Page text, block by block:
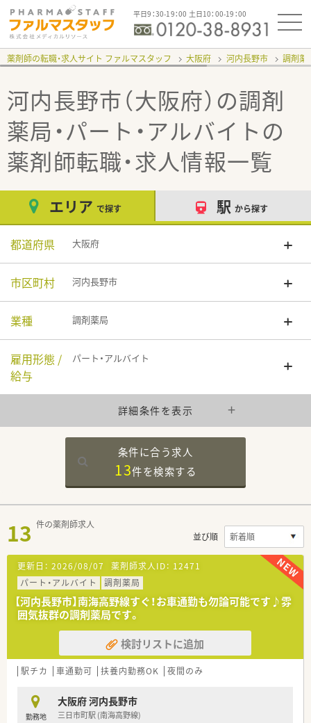
平日9：30-19：00 土日10：00-19：00
薬剤師の転職・求人サイト ファルマスタッフ 大阪府 河内長野市 調剤薬
河内長野市（大阪府）の調剤
薬局・パート・アルバイトの
薬剤師転職・求人情報一覧
エリア で探す 駅 から探す
都道府県 大阪府
市区町村 河内長野市
業種 調剤薬局
雇用形態 /
給与
パート・アルバイト
詳細条件を表示
条件に合う求人
13件を検索する
13 件の薬剤師求人
並び順
更新日： 2026/08/07 薬剤師求人ID： 12471
パート・アルバイト
調剤薬局
【河内長野市】南海高野線すぐ！お車通勤も勿論可能です♪雰
囲気抜群の調剤薬局です。
検討リストに追加
駅チカ 車通勤可 扶養内勤務OK 夜間のみ
勤務地
大阪府 河内長野市
三日市町駅 (南海高野線)